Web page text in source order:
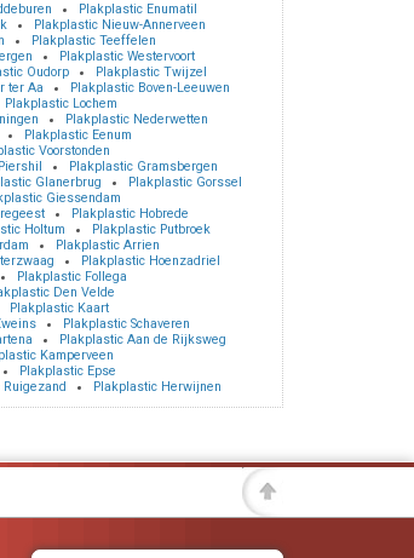
Plakplastic Enumatil
Plakplastic Nieuw-Annerveen
Plakplastic Teeffelen
Plakplastic Westervoort
Oudorp
Plakplastic Twijzel
ter Aa
Plakplastic Boven-Leeuwen
Plakplastic Lochem
Plakplastic Nederwetten
Plakplastic Eenum
Voorstonden
Plakplastic Gramsbergen
Glanerbrug
Plakplastic Gorssel
Giessendam
Plakplastic Hobrede
Holtum
Plakplastic Putbroek
Plakplastic Arrien
Plakplastic Hoenzadriel
Plakplastic Follega
Den Velde
Plakplastic Kaart
Plakplastic Schaveren
Plakplastic Aan de Rijksweg
Kamperveen
Plakplastic Epse
Plakplastic Herwijnen